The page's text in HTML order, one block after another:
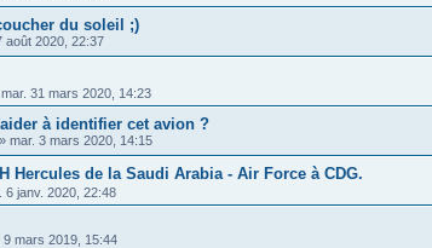
du soleil ;)
août 2020, 22:37
mar. 31 mars 2020, 14:23
à identifier cet avion ?
» mar. 3 mars 2020, 14:15
Hercules de la Saudi Arabia - Air Force à CDG.
6 janv. 2020, 22:48
9 mars 2019, 15:44